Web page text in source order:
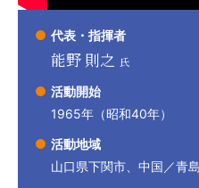
代表・指揮者
能野 則之 氏
活動開始
1965年（昭和40年）
活動地域
山口県下関市、中国／青